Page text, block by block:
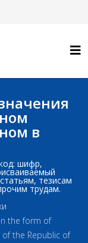
в
шифр,
тезисам
трудам.
the form of
the Republic of